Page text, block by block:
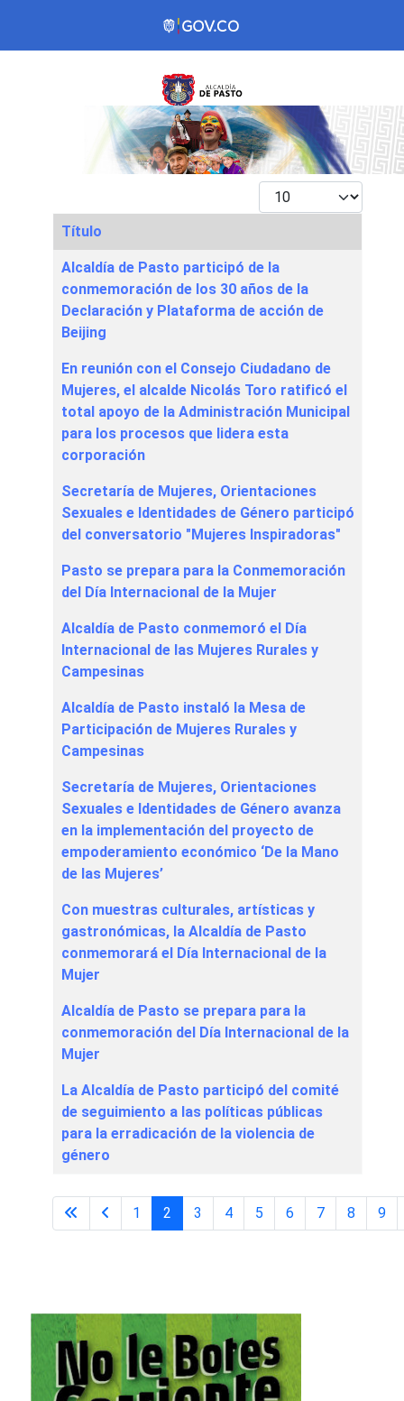
Mostrar #
Articles
Título
Alcaldía de Pasto participó de la
conmemoración de los 30 años de la
Declaración y Plataforma de acción de
Beijing
En reunión con el Consejo Ciudadano de
Mujeres, el alcalde Nicolás Toro ratificó el
total apoyo de la Administración Municipal
para los procesos que lidera esta
corporación
Secretaría de Mujeres, Orientaciones
Sexuales e Identidades de Género participó
del conversatorio "Mujeres Inspiradoras"
Pasto se prepara para la Conmemoración
del Día Internacional de la Mujer
Alcaldía de Pasto conmemoró el Día
Internacional de las Mujeres Rurales y
Campesinas
Alcaldía de Pasto instaló la Mesa de
Participación de Mujeres Rurales y
Campesinas
Secretaría de Mujeres, Orientaciones
Sexuales e Identidades de Género avanza
en la implementación del proyecto de
empoderamiento económico ‘De la Mano
de las Mujeres’
Con muestras culturales, artísticas y
gastronómicas, la Alcaldía de Pasto
conmemorará el Día Internacional de la
Mujer
Alcaldía de Pasto se prepara para la
conmemoración del Día Internacional de la
Mujer
La Alcaldía de Pasto participó del comité
de seguimiento a las políticas públicas
para la erradicación de la violencia de
género
Página 2 de 23
1 2 3 4 5 6 7 8 9